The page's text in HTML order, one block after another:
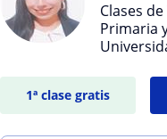
Clases
Primaria
1ª clase gratis